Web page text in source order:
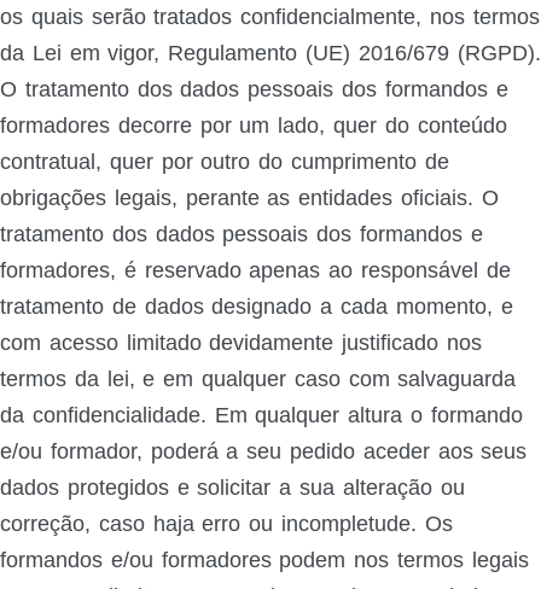
os quais serão tratados confidencialmente, nos termos
da Lei em vigor, Regulamento (UE) 2016/679 (RGPD).
O tratamento dos dados pessoais dos formandos e
formadores decorre por um lado, quer do conteúdo
contratual, quer por outro do cumprimento de
obrigações legais, perante as entidades oficiais. O
tratamento dos dados pessoais dos formandos e
formadores, é reservado apenas ao responsável de
tratamento de dados designado a cada momento, e
com acesso limitado devidamente justificado nos
termos da lei, e em qualquer caso com salvaguarda
da confidencialidade. Em qualquer altura o formando
e/ou formador, poderá a seu pedido aceder aos seus
dados protegidos e solicitar a sua alteração ou
correção, caso haja erro ou incompletude. Os
formandos e/ou formadores podem nos termos legais